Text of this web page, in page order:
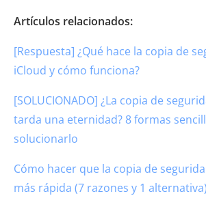
Artículos relacionados:
[Respuesta] ¿Qué hace la copia de
iCloud y cómo funciona?
[SOLUCIONADO] ¿La copia de
tarda una eternidad? 8 formas
solucionarlo
Cómo hacer que la copia de
más rápida (7 razones y 1 alternativa)